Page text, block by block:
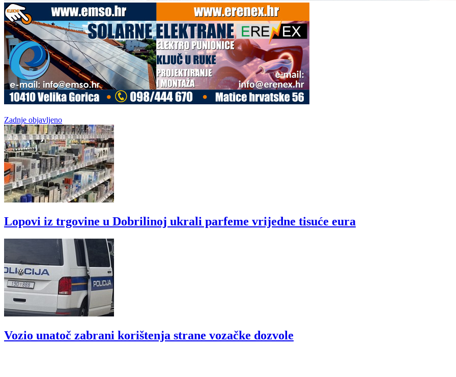
Zadnje objavljeno
Lopovi iz trgovine u Dobrilinoj ukrali parfeme vrijedne tisuće eura
Vozio unatoč zabrani korištenja strane vozačke dozvole